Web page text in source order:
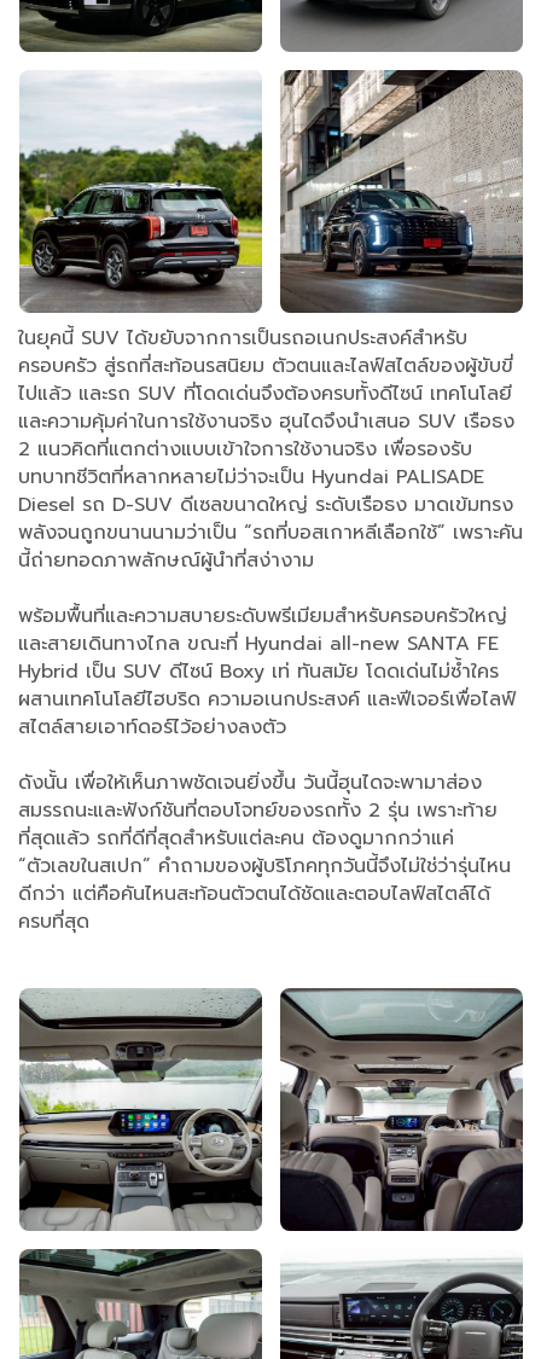
ในยุคนี้ SUV ได้ขยับจากการเป็นรถอเนกประสงค์สำหรับ
ครอบครัว สู่รถที่สะท้อนรสนิยม ตัวตนและไลฟ์สไตล์ของผู้ขับขี่
ไปแล้ว และรถ SUV ที่โดดเด่นจึงต้องครบทั้งดีไซน์ เทคโนโลยี
และความคุ้มค่าในการใช้งานจริง ฮุนไดจึงนำเสนอ SUV เรือธง
2 แนวคิดที่แตกต่างแบบเข้าใจการใช้งานจริง เพื่อรองรับ
บทบาทชีวิตที่หลากหลายไม่ว่าจะเป็น Hyundai PALISADE
Diesel รถ D-SUV ดีเซลขนาดใหญ่ ระดับเรือธง มาดเข้มทรง
พลังจนถูกขนานนามว่าเป็น “รถที่บอสเกาหลีเลือกใช้” เพราะคัน
นี้ถ่ายทอดภาพลักษณ์ผู้นำที่สง่างาม
พร้อมพื้นที่และความสบายระดับพรีเมียมสำหรับครอบครัวใหญ่
และสายเดินทางไกล ขณะที่ Hyundai all-new SANTA FE
Hybrid เป็น SUV ดีไซน์ Boxy เท่ ทันสมัย โดดเด่นไม่ซ้ำใคร
ผสานเทคโนโลยีไฮบริด ความอเนกประสงค์ และฟีเจอร์เพื่อไลฟ์
สไตล์สายเอาท์ดอร์ไว้อย่างลงตัว
ดังนั้น เพื่อให้เห็นภาพชัดเจนยิ่งขึ้น วันนี้ฮุนไดจะพามาส่อง
สมรรถนะและฟังก์ชันที่ตอบโจทย์ของรถทั้ง 2 รุ่น เพราะท้าย
ที่สุดแล้ว รถที่ดีที่สุดสำหรับแต่ละคน ต้องดูมากกว่าแค่
“ตัวเลขในสเปก” คำถามของผู้บริโภคทุกวันนี้จึงไม่ใช่ว่ารุ่นไหน
ดีกว่า แต่คือคันไหนสะท้อนตัวตนได้ชัดและตอบไลฟ์สไตล์ได้
ครบที่สุด